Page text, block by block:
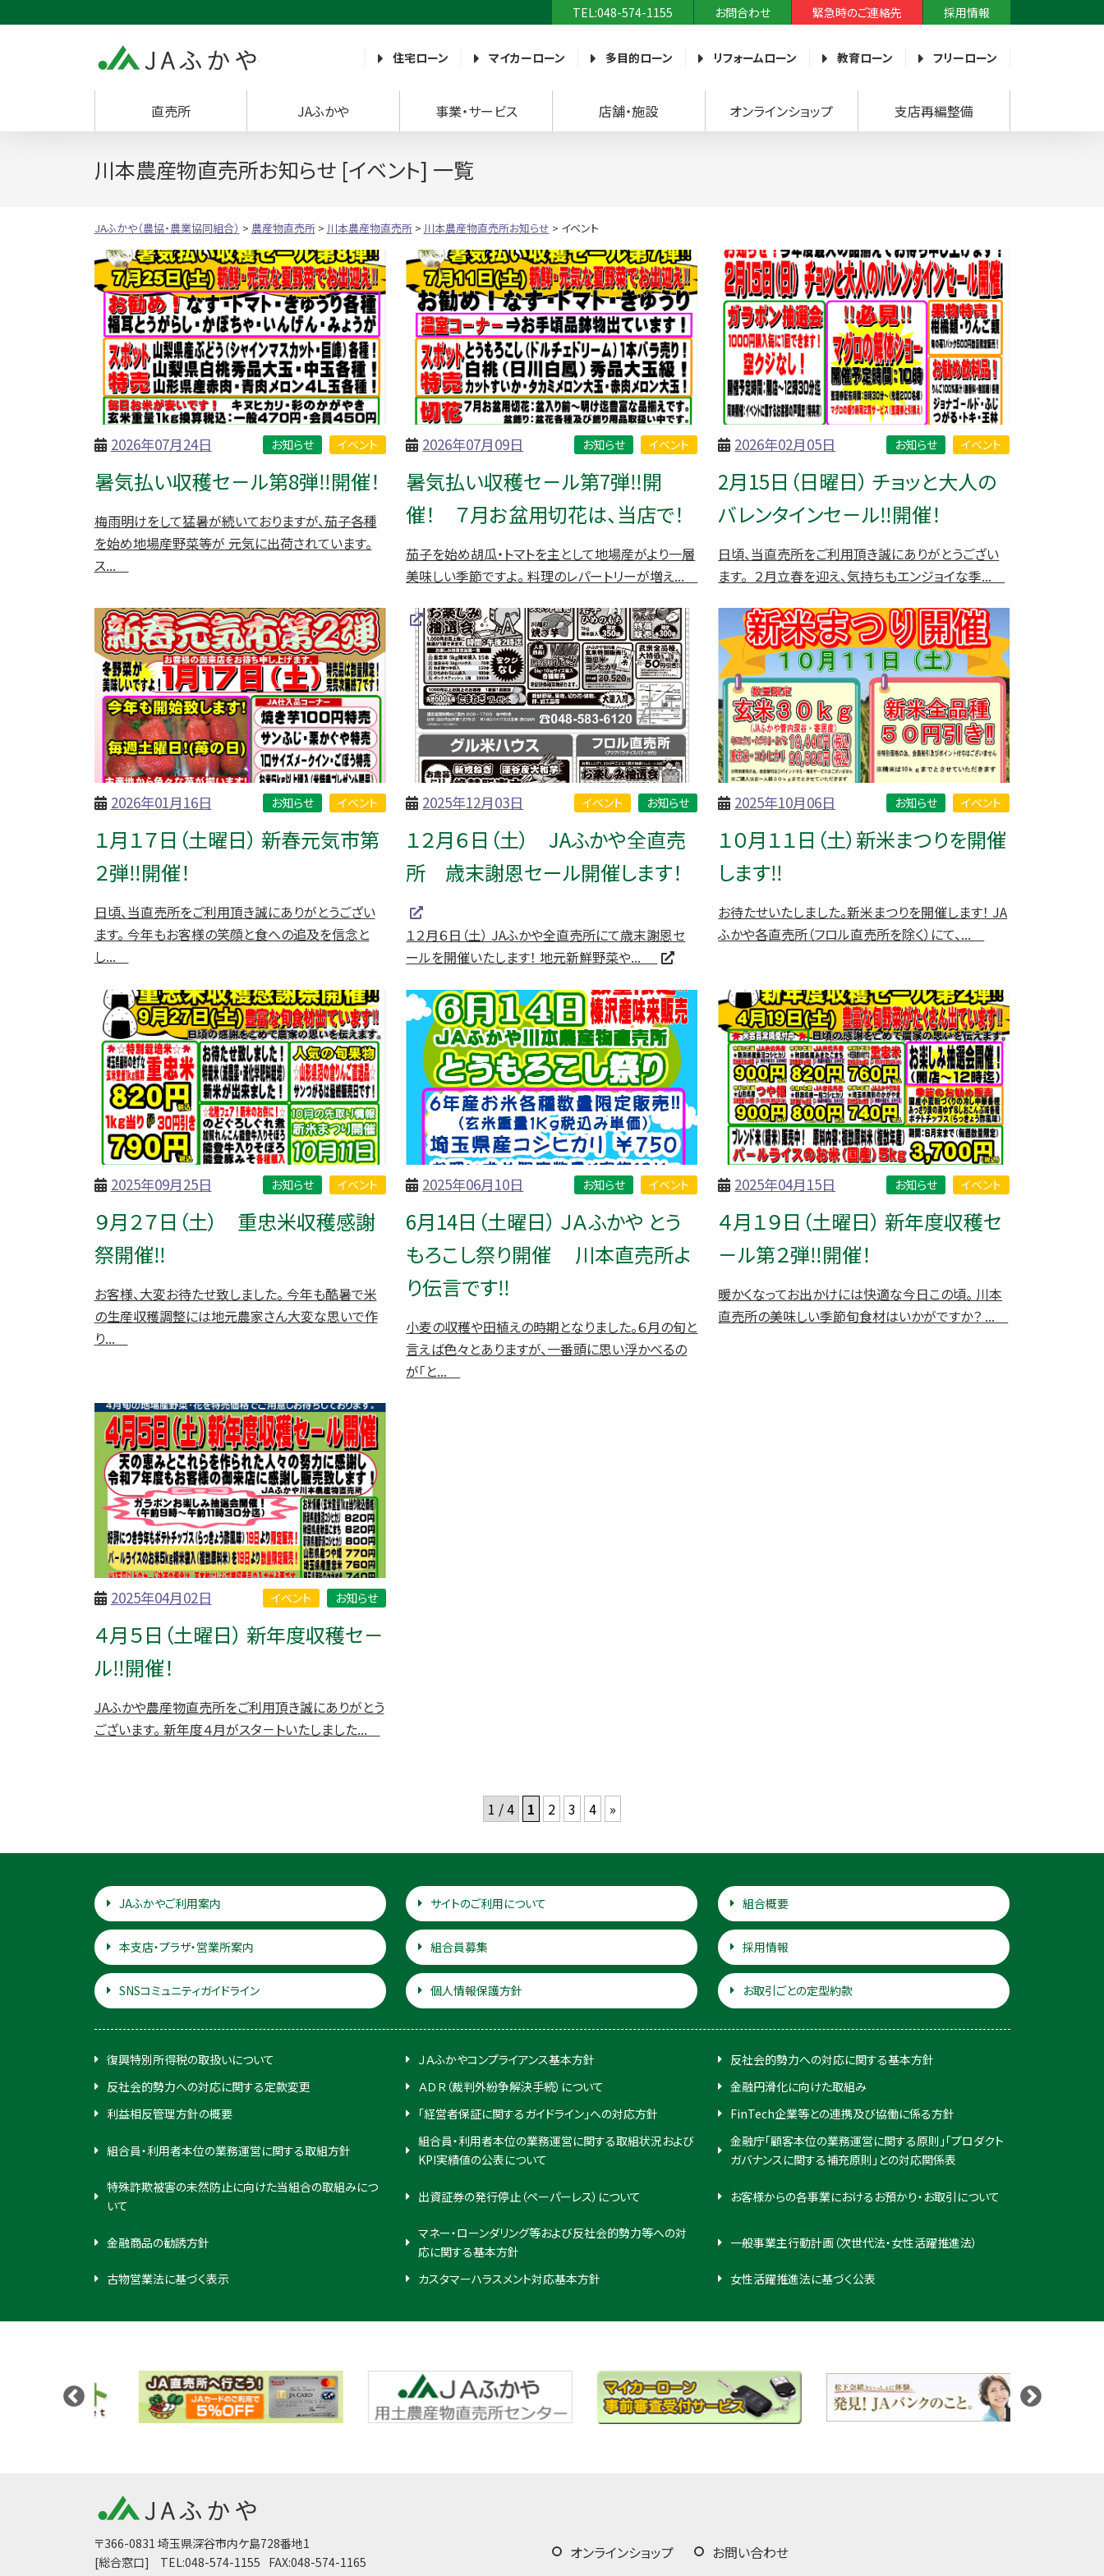
TEL:048-574-1155 お問合わせ 緊急時のご連絡先 採用情報
JAふかや（農協・農業協同組合）
住宅ローン マイカーローン 多目的ローン リフォームローン 教育ローン フリーローン
直売所 JAふかや 事業・サービス 店舗・施設 オンラインショップ 支店再編整備
川本農産物直売所お知らせ [イベント] 一覧
JAふかや（農協・農業協同組合） > 農産物直売所> 川本農産物直売所> 川本農産物直売所お知らせ > イベント
2026年07月24日 お知らせ イベント
暑気払い収穫セ－ル第8弾‼開催！
梅雨明けをして猛暑が続いておりますが、茄子各種
を始め地場産野菜等が 元気に出荷されています。
ス...
2026年07月09日 お知らせ イベント
暑気払い収穫セ－ル第7弾‼開
催！ ７月お盆用切花は、当店で！
茄子を始め胡瓜・トマトを主として地場産がより一層
美味しい季節ですよ。 料理のレパートリーが増え...
2026年02月05日 お知らせ イベント
2月15日（日曜日） チョッと大人の
バレンタインセ－ル‼開催！
日頃、当直売所をご利用頂き誠にありがとうござい
ます。 ２月立春を迎え、気持ちもエンジョイな季...
2026年01月16日 お知らせ イベント
１月１７日（土曜日） 新春元気市第
２弾‼開催！
日頃、当直売所をご利用頂き誠にありがとうござい
ます。 今年もお客様の笑顔と食への追及を信念と
し...
2025年12月03日 イベント お知らせ
１２月６日（土） JAふかや全直売
所 歳末謝恩セール開催します！
１２月６日（土） JAふかや全直売所にて歳末謝恩セ
ールを開催いたします！ 地元新鮮野菜や...
2025年10月06日 お知らせ イベント
１０月１１日（土）新米まつりを開催
します‼
お待たせいたしました。新米まつりを開催します！ JA
ふかや各直売所（フロル直売所を除く）にて、...
2025年09月25日 お知らせ イベント
９月２７日（土） 重忠米収穫感謝
祭開催‼
お客様、大変お待たせ致しました。 今年も酷暑で米
の生産収穫調整には地元農家さん大変な思いで作
り...
2025年06月10日 お知らせ イベント
6月14日（土曜日） ＪＡふかや とう
もろこし祭り開催 川本直売所よ
り伝言です‼
小麦の収穫や田植えの時期となりました。６月の旬と
言えば色々とありますが、一番頭に思い浮かべるの
が「と...
2025年04月15日 お知らせ イベント
４月１９日（土曜日） 新年度収穫セ
－ル第２弾‼開催！
暖かくなってお出かけには快適な今日この頃。 川本
直売所の美味しい季節旬食材はいかがですか？ ...
2025年04月02日 イベント お知らせ
４月５日（土曜日） 新年度収穫セ－
ル‼開催！
JAふかや農産物直売所をご利用頂き誠にありがとう
ございます。 新年度４月がスタ－トいたしました...
1 / 4 1 2 3 4 »
JAふかやご利用案内 サイトのご利用について 組合概要
本支店・プラザ・営業所案内 組合員募集 採用情報
SNSコミュニティガイドライン 個人情報保護方針 お取引ごとの定型約款
復興特別所得税の取扱いについて ＪＡふかやコンプライアンス基本方針
反社会的勢力への対応に関する基本方針
反社会的勢力への対応に関する定款変更
ＡＤＲ（裁判外紛争解決手続）について
金融円滑化に向けた取組み
利益相反管理方針の概要
「経営者保証に関するガイドライン」への対応方針 FinTech企業等との連携及び協働に係る方針
組合員・利用者本位の業務運営に関する取組方針
組合員・利用者本位の業務運営に関する取組状況および
KPI実績値の公表について
金融庁「顧客本位の業務運営に関する原則」「プロダクト
ガバナンスに関する補充原則」との対応関係表
特殊詐欺被害の未然防止に向けた当組合の取組みにつ
いて
出資証券の発行停止（ペーパーレス）について お客様からの各事業におけるお預かり・お取引について
金融商品の勧誘方針
マネー・ローンダリング等および反社会的勢力等への対
応に関する基本方針
一般事業主行動計画（次世代法・女性活躍推進法）
古物営業法に基づく表示 カスタマーハラスメント対応基本方針 女性活躍推進法に基づく公表
〒366-0831 埼玉県深谷市内ケ島728番地1
[総合窓口]
TEL:048-574-1155 FAX:048-574-1165
オンラインショップ お問い合わせ